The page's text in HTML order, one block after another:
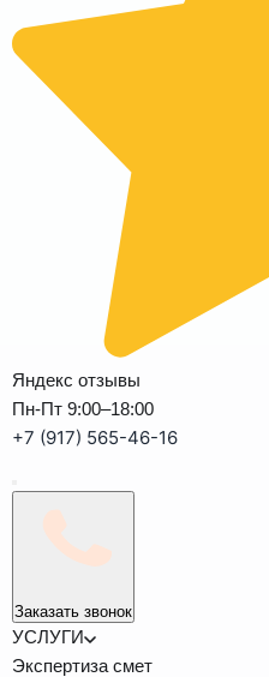
Яндекс отзывы
Пн-Пт 9:00–18:00
+7 (917) 565-46-16
Заказать звонок
УСЛУГИ
Экспертиза смет